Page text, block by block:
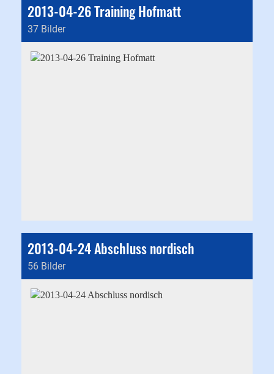
2013-04-26 Training Hofmatt
37 Bilder
2013-04-24 Abschluss nordisch
56 Bilder